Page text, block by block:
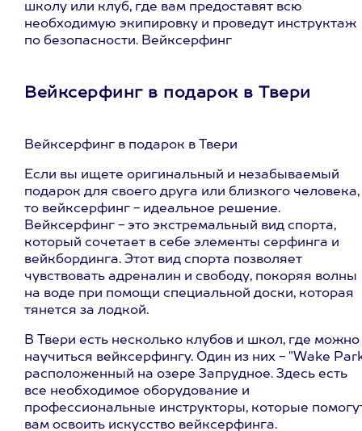
школу или клуб, где вам предоставят всю
необходимую экипировку и проведут инструктаж
по безопасности. Вейксерфинг
Вейксерфинг в подарок в Твери
Вейксерфинг в подарок в Твери
Если вы ищете оригинальный и незабываемый
подарок для своего друга или близкого человека,
то вейксерфинг - идеальное решение.
Вейксерфинг - это экстремальный вид спорта,
который сочетает в себе элементы серфинга и
вейкбординга. Этот вид спорта позволяет
чувствовать адреналин и свободу, покоряя волны
на воде при помощи специальной доски, которая
тянется за лодкой.
В Твери есть несколько клубов и школ, где можно
научиться вейксерфингу. Один из них - "Wake
расположенный на озере Запрудное. Здесь есть
все необходимое оборудование и
профессиональные инструкторы, которые
вам освоить искусство вейксерфинга.